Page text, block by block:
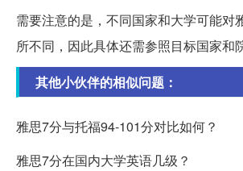
需要注意的是，不同国家和大学可能对
所不同，因此具体还需参照目标国家和
其他小伙伴的相似问题：
雅思7分与托福94-101分对比如何？
雅思7分在国内大学英语几级？